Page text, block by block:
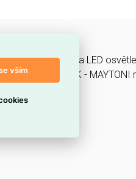
světelné zdroje a LED
O050FL-L5W3K -
vším